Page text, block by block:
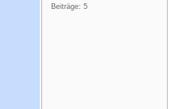
Beiträge: 5